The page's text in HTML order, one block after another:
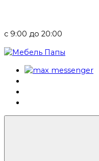
с 9:00 до 20:00